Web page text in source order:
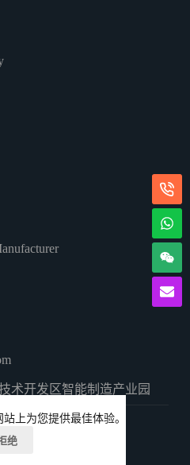
上为您提供最佳体验。
绝
术开发区智能制造产业园
能源有限公司.